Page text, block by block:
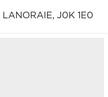
LANORAIE, J0K 1E0